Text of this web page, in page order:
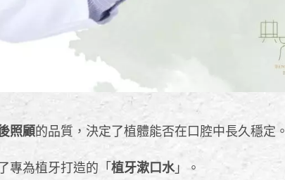
照顧的品質，決定了植體能否在口腔中長久穩定。
專為植牙打造的「植牙漱口水」。